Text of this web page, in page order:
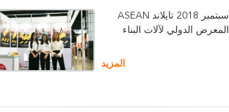
سبتمبر 2018 تايلاند ASEAN
المعرض الدولي لآلات البناء
المزيد